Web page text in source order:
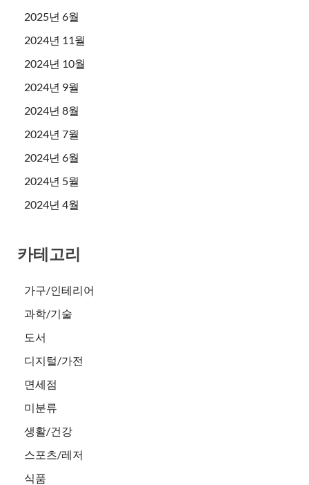
2025년 6월
2024년 11월
2024년 10월
2024년 9월
2024년 8월
2024년 7월
2024년 6월
2024년 5월
2024년 4월
카테고리
가구/인테리어
과학/기술
도서
디지털/가전
면세점
미분류
생활/건강
스포츠/레저
식품